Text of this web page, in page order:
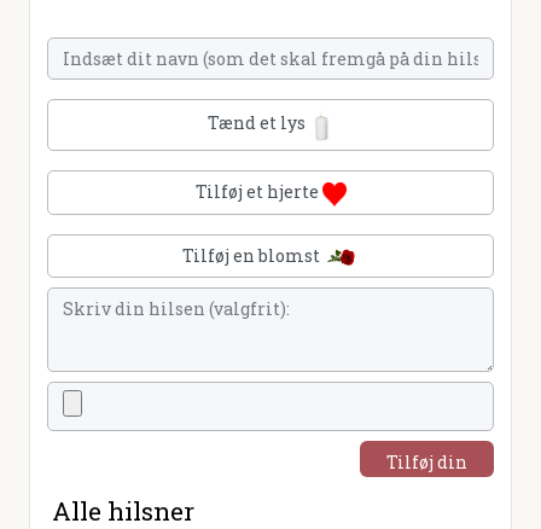
Tænd et lys
Tilføj et hjerte
Tilføj en blomst
Tilføj din
Alle hilsner